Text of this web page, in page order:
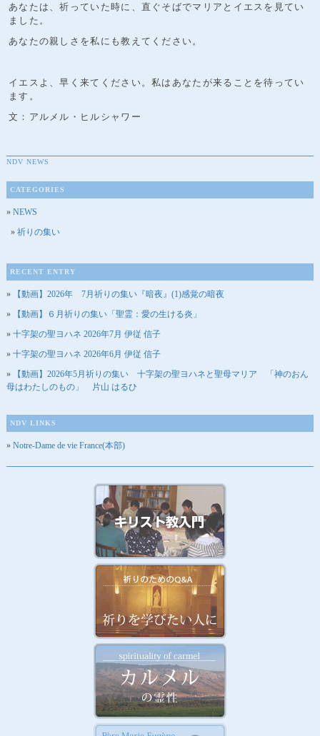
あなたは、祈っていた時に、直ぐそばでマリアとイエスを見てい
ました。
あなたの親しさを私にも教えてください。
イエスよ、早く来てください。私はあなたが来ることを待ってい
ます。
文：アルメル・ヒルシャワー
NDV NEWS
CATEGORIES
NEWS
祈りの集い
RECENT ENTRY
【動画】2026年 7月祈りの集い『暗夜』(1)感覚の暗夜
【動画】６月祈りの集い「聖霊：愛の生ける炎」
十字架の聖ヨハネ 2026年7月 伊従 信子
十字架の聖ヨハネ 2026年6月 伊従 信子
【動画】2026年5月祈りの集い 十字架の聖ヨハネと聖母マリア 「神のおん
母はわたしのもの」 片山 はるひ
NDV LINKS
Notre-Dame de vie France(本部)